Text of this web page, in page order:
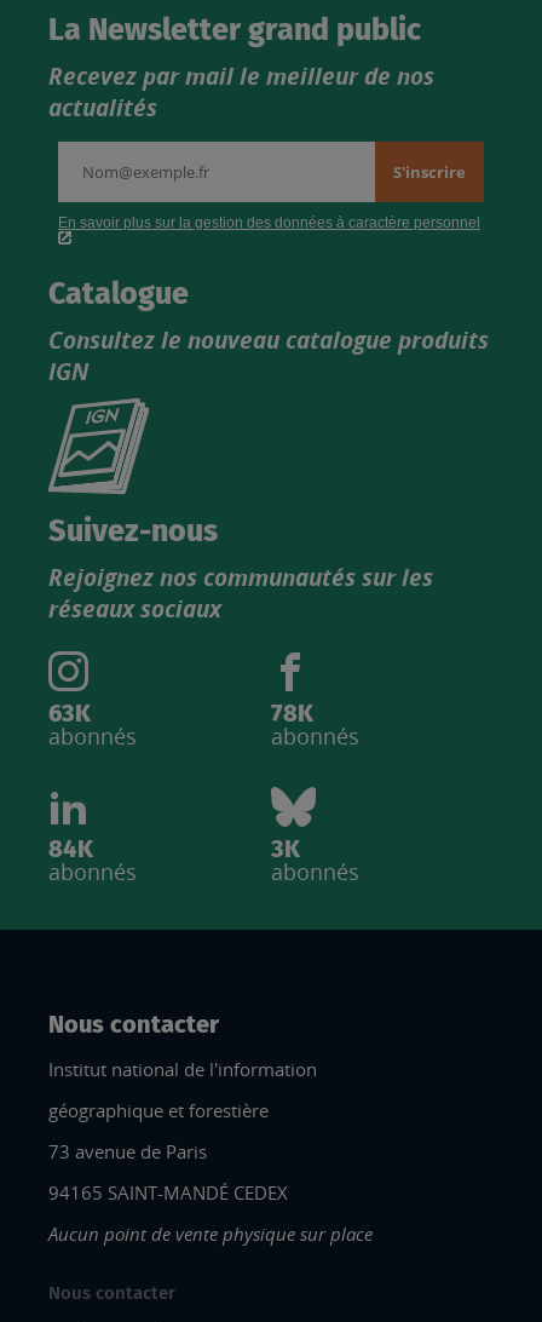
La Newsletter grand public
Recevez par mail le meilleur de nos
actualités
Catalogue
Consultez le nouveau catalogue produits
IGN
Consultez
catalogue
IGN
Suivez-nous
Rejoignez nos communautés sur les
réseaux sociaux
63K
abonnés
78K
abonnés
84K
abonnés
3K
abonnés
Nous contacter
Institut national de l'information
géographique et forestière
73 avenue de Paris
94165 SAINT-MANDÉ CEDEX
Aucun point de vente physique sur place
Nous contacter